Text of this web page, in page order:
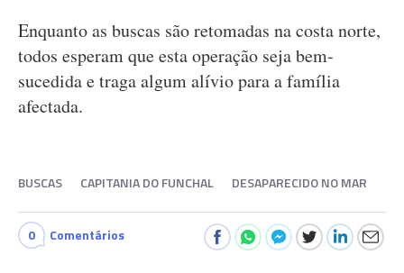
Enquanto as buscas são retomadas na costa norte,
todos esperam que esta operação seja bem-
sucedida e traga algum alívio para a família
afectada.
BUSCAS CAPITANIA DO FUNCHAL DESAPARECIDO NO MAR
0 Comentários